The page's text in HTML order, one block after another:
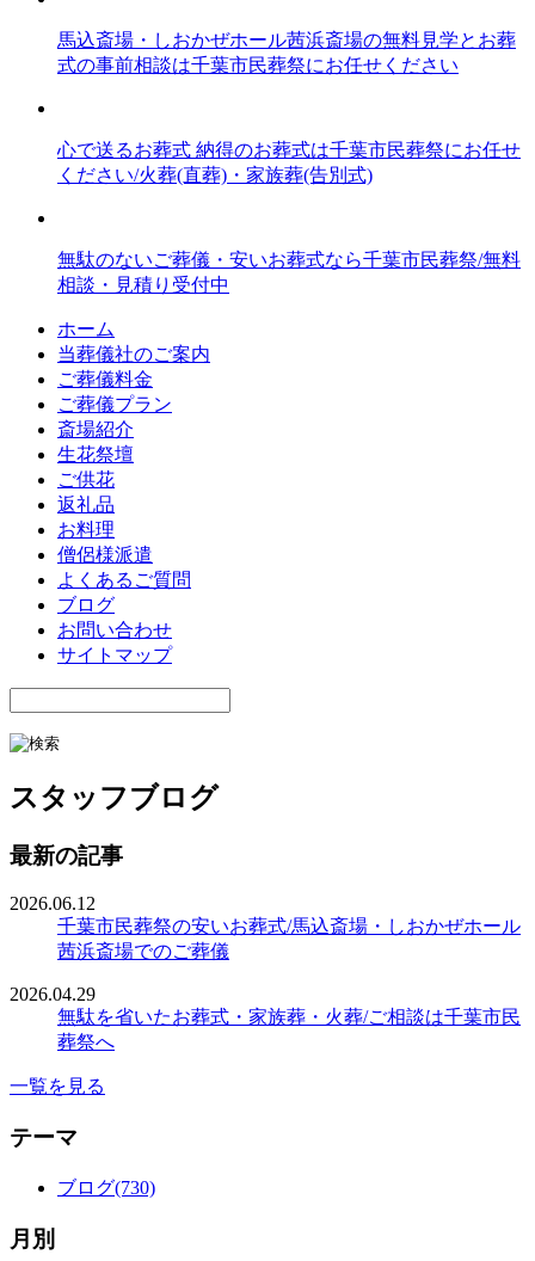
馬込斎場・しおかぜホール茜浜斎場の無料見学とお葬
式の事前相談は千葉市民葬祭にお任せください
心で送るお葬式 納得のお葬式は千葉市民葬祭にお任せ
ください/火葬(直葬)・家族葬(告別式)
無駄のないご葬儀・安いお葬式なら千葉市民葬祭/無料
相談・見積り受付中
ホーム
当葬儀社のご案内
ご葬儀料金
ご葬儀プラン
斎場紹介
生花祭壇
ご供花
返礼品
お料理
僧侶様派遣
よくあるご質問
ブログ
お問い合わせ
サイトマップ
スタッフブログ
最新の記事
2026.06.12
千葉市民葬祭の安いお葬式/馬込斎場・しおかぜホール
茜浜斎場でのご葬儀
2026.04.29
無駄を省いたお葬式・家族葬・火葬/ご相談は千葉市民
葬祭へ
一覧を見る
テーマ
ブログ(730)
月別